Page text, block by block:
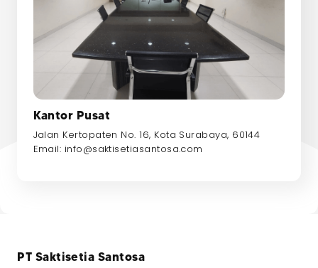
Kantor Pusat
Jalan Kertopaten No. 16, Kota Surabaya, 60144
Email: info@saktisetiasantosa.com
PT Saktisetia Santosa